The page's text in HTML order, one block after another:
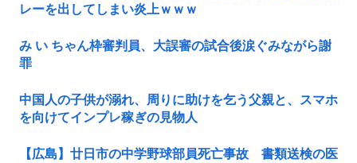
レーを出してしまい炎上ｗｗｗ
み い ちゃん枠審判員、大誤審の試合後涙ぐみながら謝
罪
中国人の子供が溺れ、周りに助けを乞う父親と、スマホ
を向けてインプレ稼ぎの見物人
【広島】廿日市の中学野球部員死亡事故 書類送検の医